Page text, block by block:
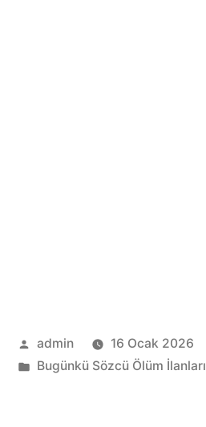
admin
16 Ocak 2026
Bugünkü Sözcü Ölüm İlanları